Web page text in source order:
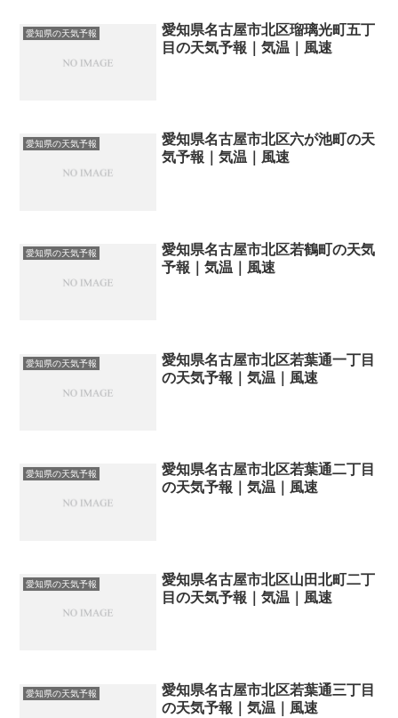
愛知県の天気予報
愛知県名古屋市北区瑠璃光町五丁
目の天気予報｜気温｜風速
愛知県の天気予報
愛知県名古屋市北区六が池町の天
気予報｜気温｜風速
愛知県の天気予報
愛知県名古屋市北区若鶴町の天気
予報｜気温｜風速
愛知県の天気予報
愛知県名古屋市北区若葉通一丁目
の天気予報｜気温｜風速
愛知県の天気予報
愛知県名古屋市北区若葉通二丁目
の天気予報｜気温｜風速
愛知県の天気予報
愛知県名古屋市北区山田北町二丁
目の天気予報｜気温｜風速
愛知県の天気予報
愛知県名古屋市北区若葉通三丁目
の天気予報｜気温｜風速